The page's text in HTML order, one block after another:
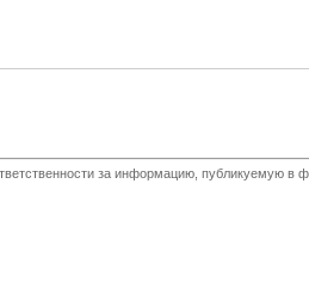
за информацию, публикуемую